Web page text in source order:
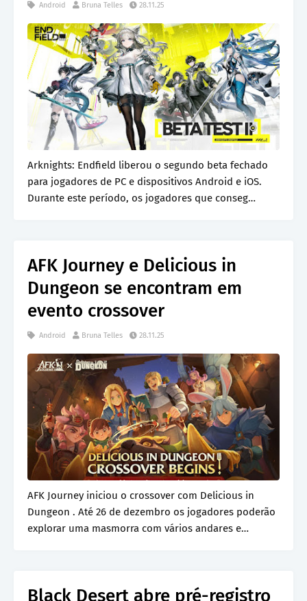
Android Bruna Telles 28.11.25
Arknights: Endfield liberou o segundo beta fechado
para jogadores de PC e dispositivos Android e iOS.
Durante este período, os jogadores que conseg…
AFK Journey e Delicious in
Dungeon se encontram em
evento crossover
Android Bruna Telles 28.11.25
AFK Journey iniciou o crossover com Delicious in
Dungeon . Até 26 de dezembro os jogadores poderão
explorar uma masmorra com vários andares e
Black Desert abre pré-registro